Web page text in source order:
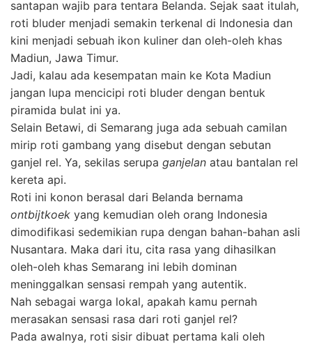
santapan wajib para tentara Belanda. Sejak saat itulah,
roti bluder menjadi semakin terkenal di Indonesia dan
kini menjadi sebuah ikon kuliner dan oleh-oleh khas
Madiun, Jawa Timur.
Jadi, kalau ada kesempatan main ke Kota Madiun
jangan lupa mencicipi roti bluder dengan bentuk
piramida bulat ini ya.
Selain Betawi, di Semarang juga ada sebuah camilan
mirip roti gambang yang disebut dengan sebutan
ganjel rel. Ya, sekilas serupa ganjelan atau bantalan rel
kereta api.
Roti ini konon berasal dari Belanda bernama
ontbijtkoek yang kemudian oleh orang Indonesia
dimodifikasi sedemikian rupa dengan bahan-bahan asli
Nusantara. Maka dari itu, cita rasa yang dihasilkan
oleh-oleh khas Semarang ini lebih dominan
meninggalkan sensasi rempah yang autentik.
Nah sebagai warga lokal, apakah kamu pernah
merasakan sensasi rasa dari roti ganjel rel?
Pada awalnya, roti sisir dibuat pertama kali oleh